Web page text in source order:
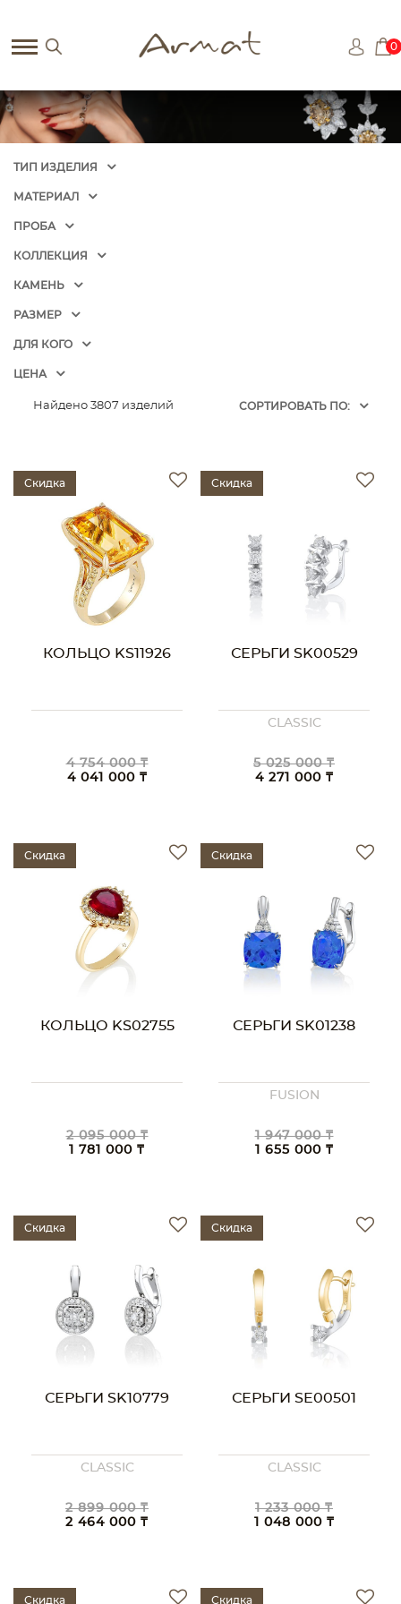
0
ТИП ИЗДЕЛИЯ
МАТЕРИАЛ
ПРОБА
КОЛЛЕКЦИЯ
КАМЕНЬ
РАЗМЕР
ДЛЯ КОГО
ЦЕНА
Найдено 3807 изделий CОРТИРОВАТЬ ПО:
Скидка
КОЛЬЦО KS11926
4 754 000 ₸
4 041 000 ₸
Скидка
СЕРЬГИ SK00529
CLASSIC
5 025 000 ₸
4 271 000 ₸
Скидка
КОЛЬЦО KS02755
2 095 000 ₸
1 781 000 ₸
Скидка
СЕРЬГИ SK01238
FUSION
1 947 000 ₸
1 655 000 ₸
Скидка
СЕРЬГИ SK10779
CLASSIC
2 899 000 ₸
2 464 000 ₸
Скидка
СЕРЬГИ SE00501
CLASSIC
1 233 000 ₸
1 048 000 ₸
Скидка Скидка